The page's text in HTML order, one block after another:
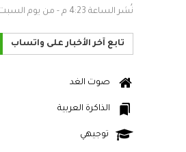
نُشر الساعة 4:23 م - من يوم السبت 5 يوليو / تموز 2025
تابع آخر الأخبار على واتساب
صوت الغد
الذاكرة العربية
توجيهي